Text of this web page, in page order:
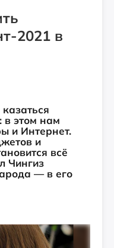
2021 в
в этом нам
и Интернет.
и
всё
Чингиз
— в его